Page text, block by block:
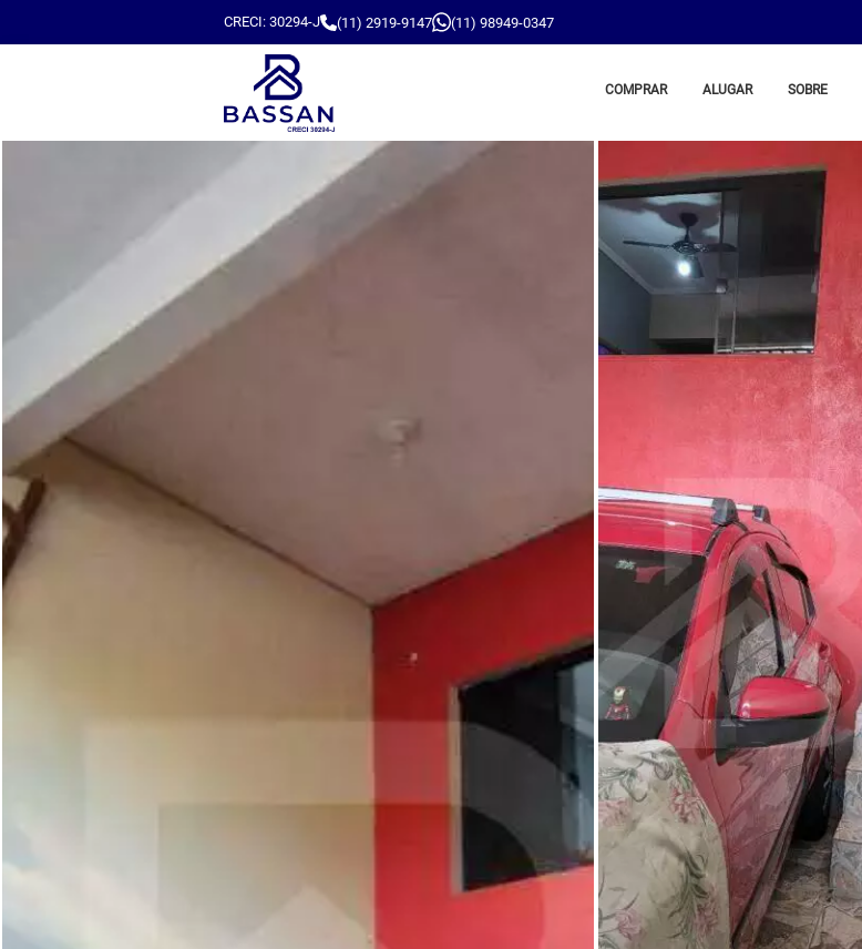
CRECI: 30294-J (11) 2919-9147 (11) 98949-0347
COMPRAR ALUGAR SOBRE